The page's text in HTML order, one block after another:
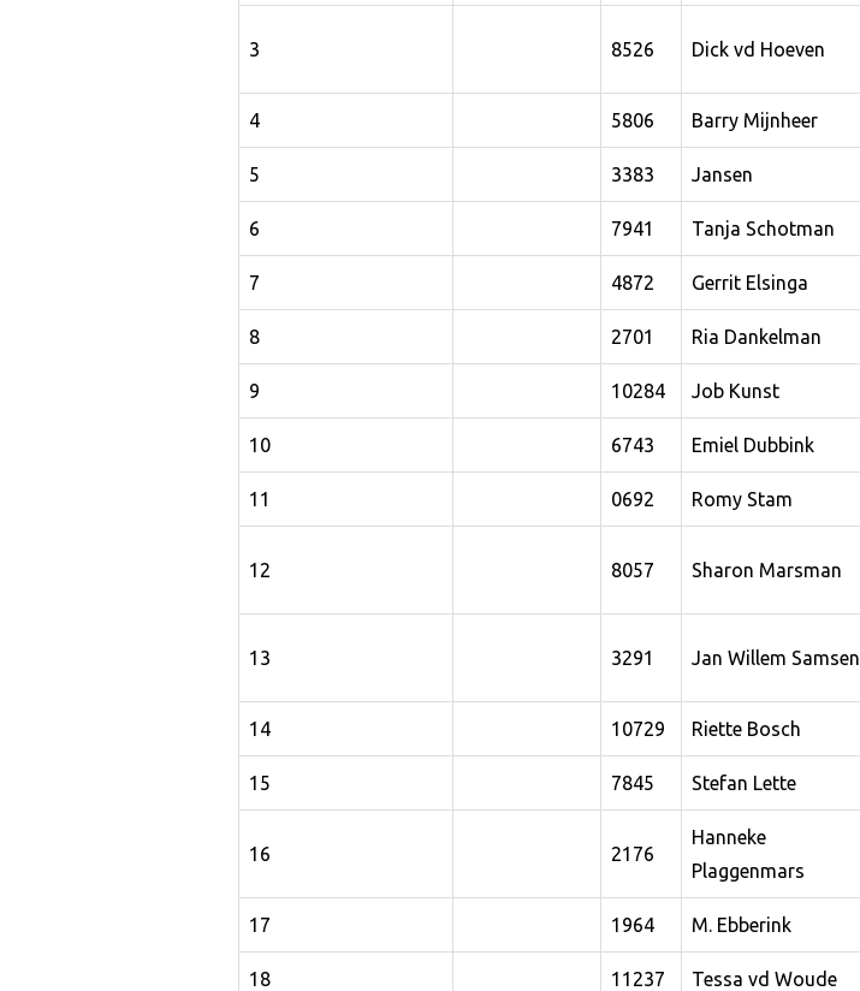
3 8526 Dick vd Hoeven
4 5806 Barry Mijnheer
5 3383 Jansen
6 7941 Tanja Schotman
7 4872 Gerrit Elsinga
8 2701 Ria Dankelman
9 10284 Job Kunst
10 6743 Emiel Dubbink
11 0692 Romy Stam
12 8057 Sharon Marsman
13 3291 Jan Willem Samsen
14 10729 Riette Bosch
15 7845 Stefan Lette
16 2176
Hanneke
Plaggenmars
17 1964 M. Ebberink
18 11237 Tessa vd Woude